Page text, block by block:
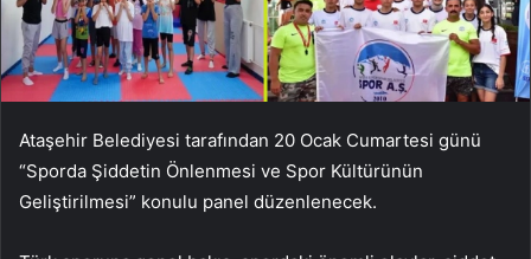
Ataşehir Belediyesi tarafından 20 Ocak Cumartesi günü
“Sporda Şiddetin Önlenmesi ve Spor Kültürünün
Geliştirilmesi” konulu panel düzenlenecek.